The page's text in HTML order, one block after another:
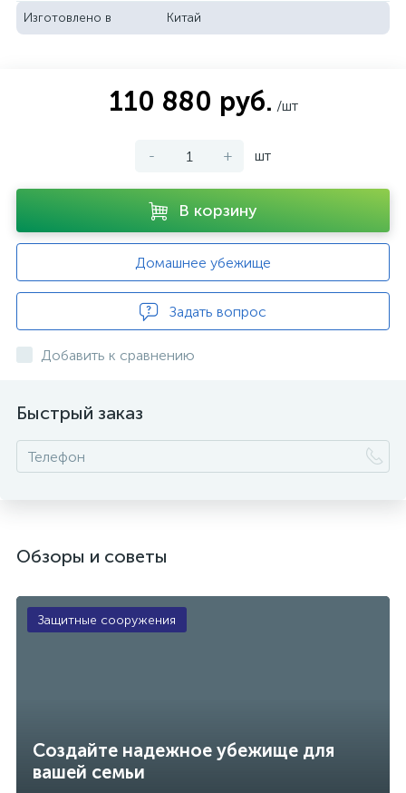
Изготовлено в Китай
110 880 руб. /шт
- + шт
В корзину
Домашнее убежище
Задать вопрос
Добавить к сравнению
Быстрый заказ
Обзоры и советы
Создайте надежное убежище для
вашей семьи
Защитные сооружения